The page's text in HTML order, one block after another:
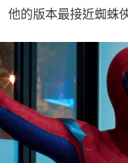
他的版本最接近蜘蛛